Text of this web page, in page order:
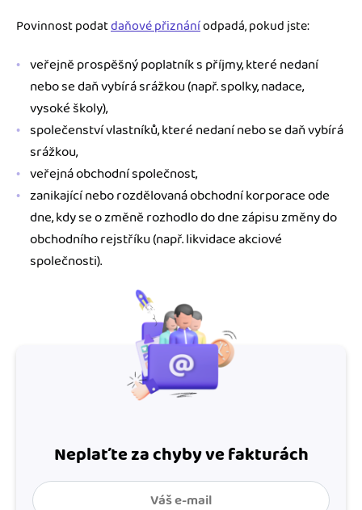
Povinnost podatdaňové přiznáníodpadá, pokud jste:
veřejně prospěšný poplatník s příjmy, které nedaní
nebo se daň vybírá srážkou (např. spolky, nadace,
vysoké školy),
společenství vlastníků, které nedaní nebo se daň vybírá
srážkou,
veřejná obchodní společnost,
zanikající nebo rozdělovaná obchodní korporace ode
dne, kdy se o změně rozhodlo do dne zápisu změny do
obchodního rejstříku (např. likvidace akciové
společnosti).
Neplaťte za chyby ve fakturách